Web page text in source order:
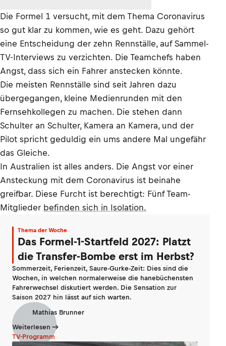
Die Formel 1 versucht, mit dem Thema Coronavirus
so gut klar zu kommen, wie es geht. Dazu gehört
eine Entscheidung der zehn Rennställe, auf Sammel-
TV-Interviews zu verzichten. Die Teamchefs haben
Angst, dass sich ein Fahrer anstecken könnte.
Die meisten Rennställe sind seit Jahren dazu
übergegangen, kleine Medienrunden mit den
Fernsehkollegen zu machen. Die stehen dann
Schulter an Schulter, Kamera an Kamera, und der
Pilot spricht geduldig ein ums andere Mal ungefähr
das Gleiche.
In Australien ist alles anders. Die Angst vor einer
Ansteckung mit dem Coronavirus ist beinahe
greifbar. Diese Furcht ist berechtigt: Fünf Team-
Mitglieder befinden sich in Isolation.
Thema der Woche
Das Formel-1-Startfeld 2027: Platzt
die Transfer-Bombe erst im Herbst?
Sommerzeit, Ferienzeit, Saure-Gurke-Zeit: Dies sind die
Wochen, in welchen normalerweise die hanebüchensten
Fahrerwechsel diskutiert werden. Die Sensation zur
Saison 2027 hin lässt auf sich warten.
Mathias Brunner
Weiterlesen
TV-Programm